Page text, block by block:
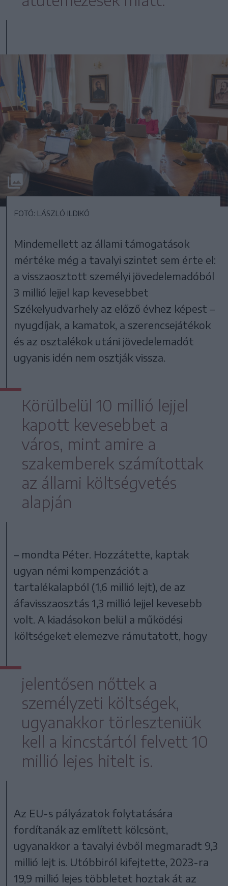
FOTÓ: LÁSZLÓ ILDIKÓ
Mindemellett az állami támogatások
mértéke még a tavalyi szintet sem érte el:
a visszaosztott személyi jövedelemadóból
3 millió lejjel kap kevesebbet
Székelyudvarhely az előző évhez képest –
nyugdíjak, a kamatok, a szerencsejátékok
és az osztalékok utáni jövedelemadót
ugyanis idén nem osztják vissza.
Körülbelül 10 millió lejjel
kapott kevesebbet a
város, mint amire a
szakemberek számítottak
az állami költségvetés
alapján
– mondta Péter. Hozzátette, kaptak
ugyan némi kompenzációt a
tartalékalapból (1,6 millió lejt), de az
áfavisszaosztás 1,3 millió lejjel kevesebb
volt. A kiadásokon belül a működési
költségeket elemezve rámutatott, hogy
jelentősen nőttek a
személyzeti költségek,
ugyanakkor törleszteniük
kell a kincstártól felvett 10
millió lejes hitelt is.
Az EU-s pályázatok folytatására
fordítanák az említett kölcsönt,
ugyanakkor a tavalyi évből megmaradt 9,3
millió lejt is. Utóbbiról kifejtette, 2023-ra
19,9 millió lejes többletet hoztak át az